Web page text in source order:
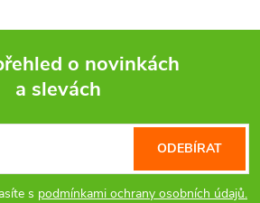
o novinkách
a slevách
s podmínkami ochrany osobních údajů.
ODEBÍRAT